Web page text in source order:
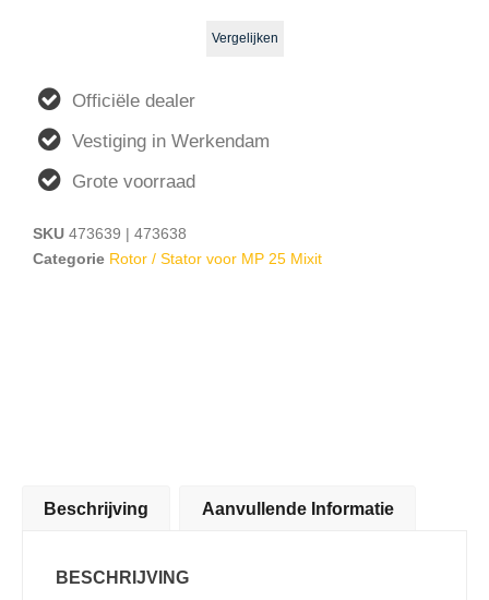
Vergelijken
Officiële dealer
Vestiging in Werkendam
Grote voorraad
SKU 473639 | 473638
Categorie Rotor / Stator voor MP 25 Mixit
Beschrijving Aanvullende Informatie
BESCHRIJVING